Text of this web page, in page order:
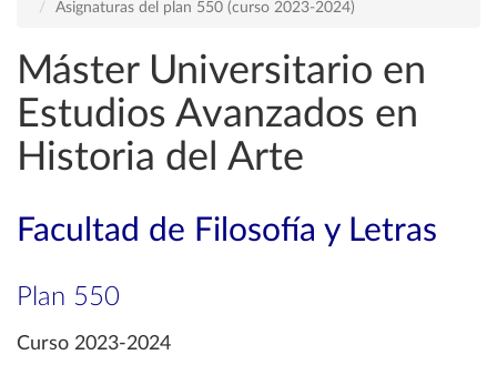
Asignaturas del plan 550 (curso 2023-2024)
Máster Universitario en
Estudios Avanzados en
Historia del Arte
Facultad de Filosofía y Letras
Plan 550
Curso 2023-2024